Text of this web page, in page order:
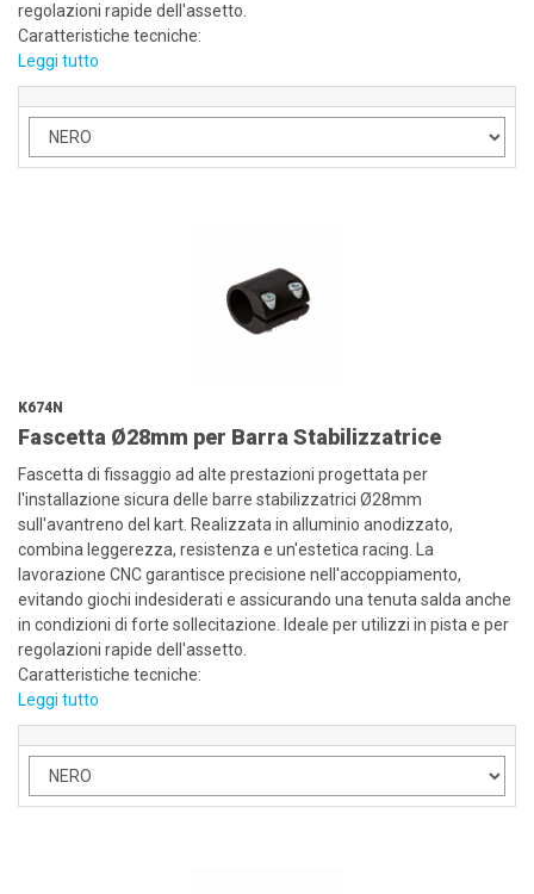
regolazioni rapide dell'assetto.
Caratteristiche tecniche:
Leggi tutto
K674N
Fascetta Ø28mm per Barra Stabilizzatrice
Fascetta di fissaggio ad alte prestazioni progettata per
l'installazione sicura delle barre stabilizzatrici Ø28mm
sull'avantreno del kart. Realizzata in alluminio anodizzato,
combina leggerezza, resistenza e un'estetica racing. La
lavorazione CNC garantisce precisione nell'accoppiamento,
evitando giochi indesiderati e assicurando una tenuta salda anche
in condizioni di forte sollecitazione. Ideale per utilizzi in pista e per
regolazioni rapide dell'assetto.
Caratteristiche tecniche:
Leggi tutto